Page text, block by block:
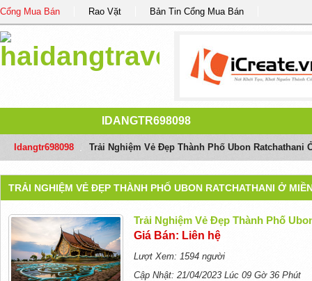
Cổng Mua Bán Rao Vặt Bản Tin Cổng Mua Bán
IDANGTR698098
Idangtr698098 Trải Nghiệm Vẻ Đẹp Thành Phố Ubon Ratchathani
TRẢI NGHIỆM VẺ ĐẸP THÀNH PHỐ UBON RATCHATHANI Ở
Trải Nghiệm Vẻ Đẹp Thành Phố
Giá Bán: Liên hệ
Lượt Xem: 1594 người
Cập Nhật: 21/04/2023 Lúc 09 Gờ 36 Phút